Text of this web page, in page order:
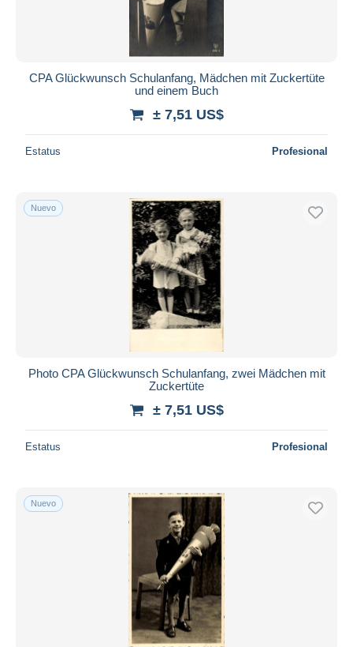
Todas las duraciones
Sólo con descuento
Envío gratis
Transferencia bancaria
Mastercard
Bancontact
iDeal
Residencia del vendedor
Aplicar
CPA Glückwunsch Schulanfang, Mädchen mit Zuckertüte
und einem Buch
± 7,51 US$
Estatus Profesional
Nuevo
Photo CPA Glückwunsch Schulanfang, zwei Mädchen mit
Zuckertüte
± 7,51 US$
Estatus Profesional
Nuevo